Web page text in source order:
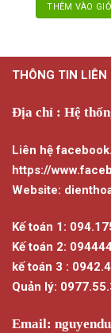
THÊM VÀO
THÔNG TIN LIÊN
Địa chỉ : Hệ
Liên hệ
https://
Website:
Kế toán 1:
Kế toán 2:
kế toán 3 :
Quản lý:
Email: